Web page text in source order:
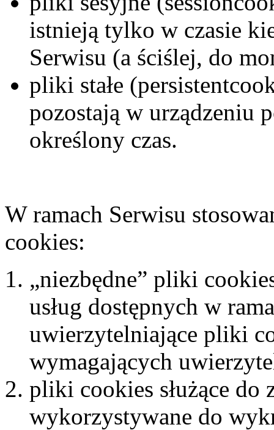
istnieją tylko w czasie
Serwisu (a ściślej, do
pliki stałe
pozostają w urządzeniu
określony czas.
W ramach Serwisu
cookies:
„niezbędne” pliki
usług dostępnych w
uwierzytelniające pliki
wymagających
pliki cookies służące do
wykorzystywane do